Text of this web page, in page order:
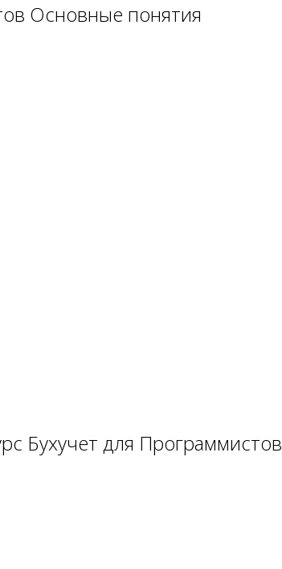
Основные понятия
Бухучет для Программистов